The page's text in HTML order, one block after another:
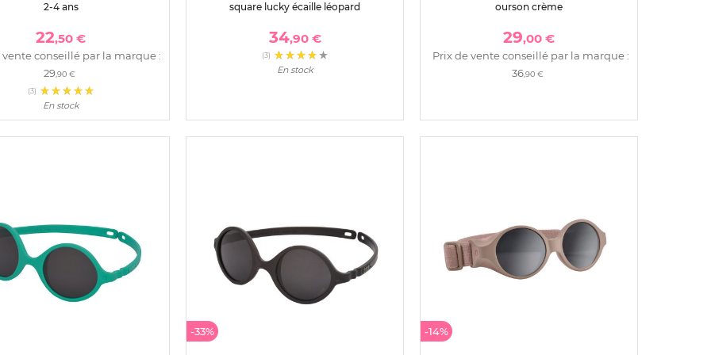
2-4 ans
22,50 €
vente conseillé par la marque :
29,90 €
(3)
En stock
square lucky écaille léopard
34,90 €
(3)
En stock
ourson crème
29,00 €
Prix de vente conseillé par la marque :
36,90 €
-33% -14%